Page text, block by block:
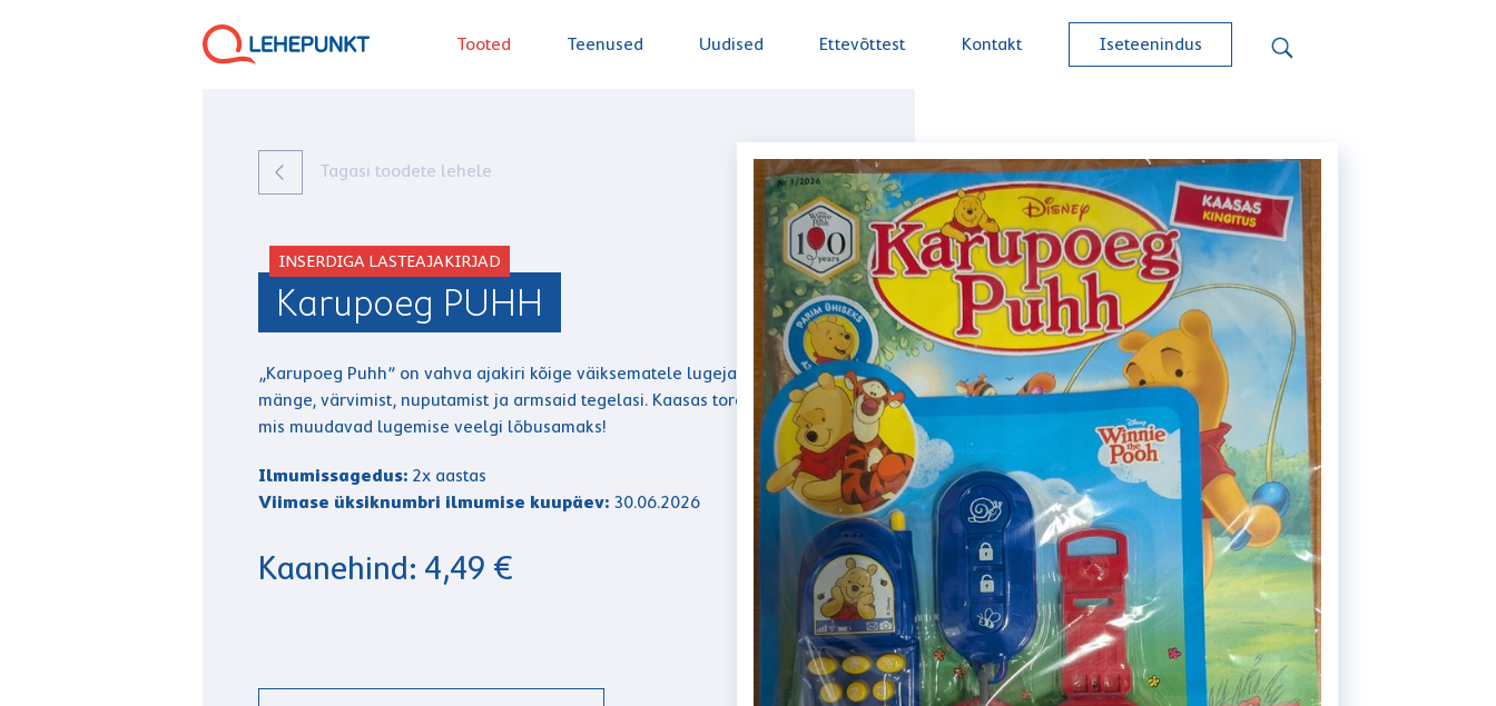
Tooted Teenused Uudised Ettevõttest Kontakt Iseteenindus
Tagasi toodete lehele
INSERDIGA LASTEAJAKIRJAD
Karupoeg PUHH
„Karupoeg Puhh” on vahva ajakiri kõige väiksematele lugejatele, täis
mänge, värvimist, nuputamist ja armsaid tegelasi. Kaasas toredad kingitused,
mis muudavad lugemise veelgi lõbusamaks!
Ilmumissagedus: 2x aastas
Viimase üksiknumbri ilmumise kuupäev: 30.06.2026
Kaanehind: 4,49 €